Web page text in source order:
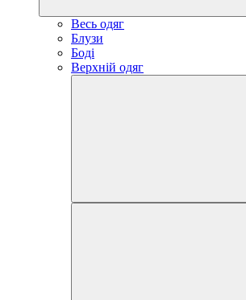
Весь одяг
Блузи
Боді
Верхній одяг